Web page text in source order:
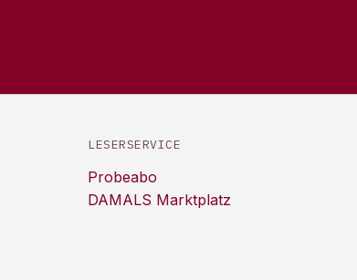
LESERSERVICE
Probeabo
DAMALS Marktplatz